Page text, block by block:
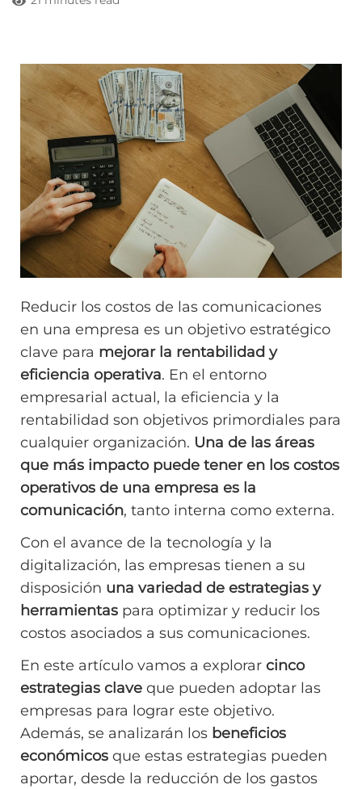
Reducir los costos de las comunicaciones
en una empresa es un objetivo estratégico
clave para mejorar la rentabilidad y
eficiencia operativa. En el entorno
empresarial actual, la eficiencia y la
rentabilidad son objetivos primordiales para
cualquier organización. Una de las áreas
que más impacto puede tener en los costos
operativos de una empresa es la
comunicación, tanto interna como externa.
Con el avance de la tecnología y la
digitalización, las empresas tienen a su
disposición una variedad de estrategias y
herramientas para optimizar y reducir los
costos asociados a sus comunicaciones.
En este artículo vamos a explorar cinco
estrategias clave que pueden adoptar las
empresas para lograr este objetivo.
Además, se analizarán los beneficios
económicos que estas estrategias pueden
aportar, desde la reducción de los gastos